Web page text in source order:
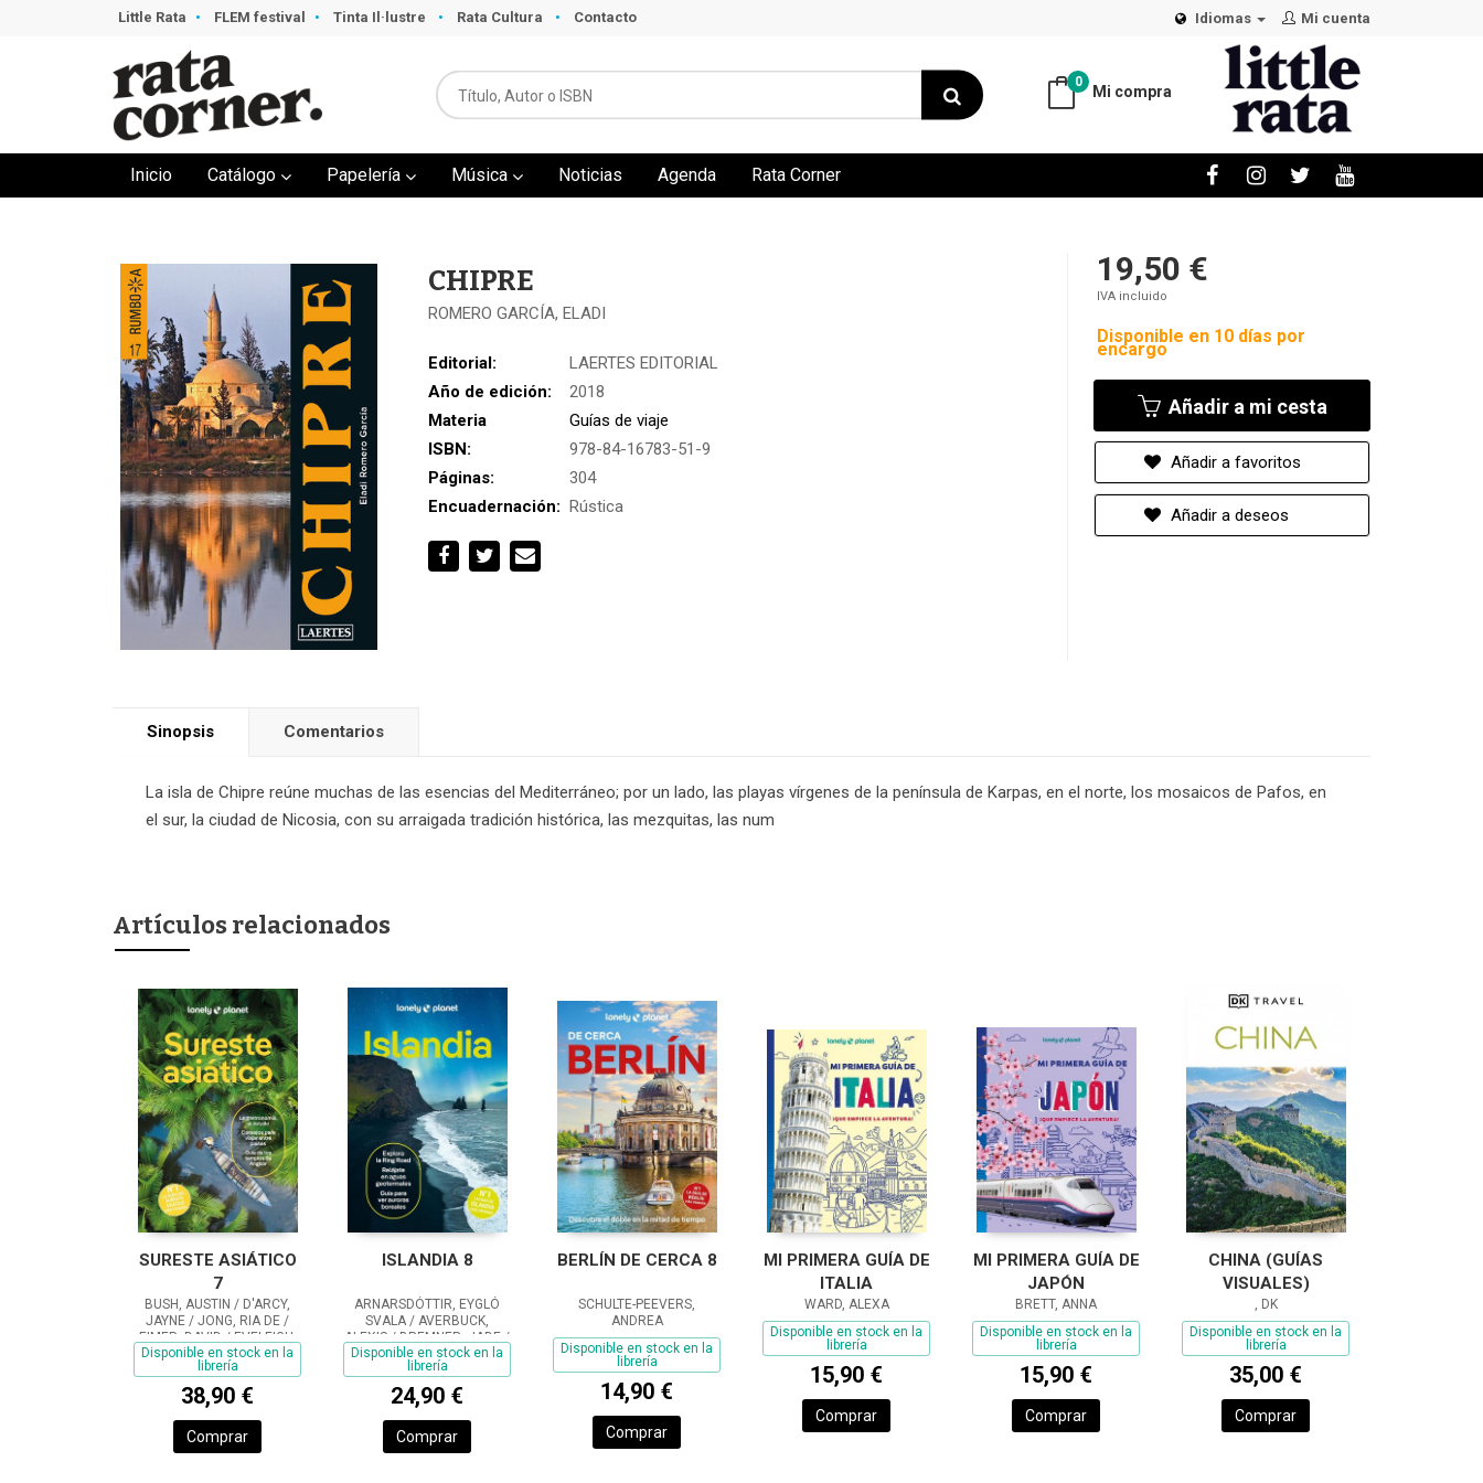
Mi cuenta
Idiomas
Little Rata FLEM festival Tinta Il·lustre Rata Cultura Contacto
Mi compra
0
Inicio Catálogo Papelería Música Noticias Agenda Rata Corner
CHIPRE
ROMERO GARCÍA, ELADI
Editorial:
LAERTES EDITORIAL
Año de edición:
2018
Materia
Guías de viaje
ISBN:
978-84-16783-51-9
Páginas:
304
Encuadernación: Rústica
19,50 €
IVA incluido
Disponible en 10 días por
encargo
Añadir a mi cesta
Añadir a favoritos
Añadir a deseos
Sinopsis Comentarios
La isla de Chipre reúne muchas de las esencias del Mediterráneo; por un lado, las playas vírgenes de la península de Karpas, en el norte, los mosaicos de Pafos, en
el sur, la ciudad de Nicosia, con su arraigada tradición histórica, las mezquitas, las num
Artículos relacionados
SURESTE ASIÁTICO
7
BUSH, AUSTIN / D'ARCY,
JAYNE / JONG, RIA DE /
EIMER, DAVID / EVELEIGH,
MARK / FERRARESE,
MARCO / GROSBERG,
MICHAEL / HARDING, PAUL
/ RAY, NICK / REID,
Disponible en stock en la
librería
38,90 €
Comprar
ISLANDIA 8
ARNARSDÓTTIR, EYGLÓ
SVALA / AVERBUCK,
ALEXIS / BREMNER, JADE /
FITZPATRICK, MARY / HAM,
ANTHONY
Disponible en stock en la
librería
24,90 €
Comprar
BERLÍN DE CERCA 8
SCHULTE-PEEVERS,
ANDREA
Disponible en stock en la
librería
14,90 €
Comprar
MI PRIMERA GUÍA DE
ITALIA
WARD, ALEXA
Disponible en stock en la
librería
15,90 €
Comprar
MI PRIMERA GUÍA DE
JAPÓN
BRETT, ANNA
Disponible en stock en la
librería
15,90 €
Comprar
CHINA (GUÍAS
VISUALES)
, DK
Disponible en stock en la
librería
35,00 €
Comprar